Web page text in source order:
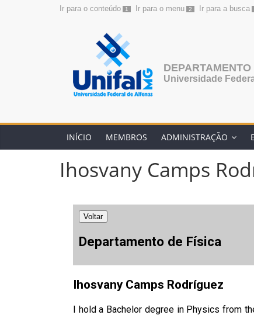
Ir para o conteúdo 1 Ir para o menu 2 Ir para a busca
Universidade
INÍCIO MEMBROS ADMINISTRAÇÃO
Ihosvany Camps